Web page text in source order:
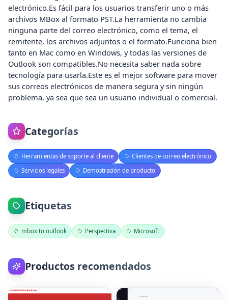
electrónico.Es fácil para los usuarios transferir uno o más
archivos MBox al formato PST.La herramienta no cambia
ninguna parte del correo electrónico, como el tema, el
remitente, los archivos adjuntos o el formato.Funciona bien
tanto en Mac como en Windows, y todas las versiones de
Outlook son compatibles.No necesita saber nada sobre
tecnología para usarla.Este es el mejor software para mover
sus correos electrónicos de manera segura y sin ningún
problema, ya sea que sea un usuario individual o comercial.
Categorías
Herramientas de soporte al cliente
Clientes de correo electrónico
Servicios legales
Demostración de producto
Etiquetas
mbox to outlook Perspectiva Microsoft
Productos recomendados